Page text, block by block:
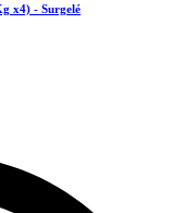
x4) - Surgelé